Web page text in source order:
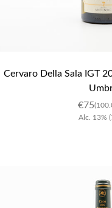
Cervaro Della Sala IGT
€75
Alc.
13%